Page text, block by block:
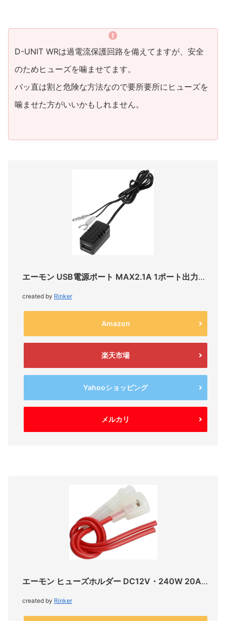
D-UNIT WRは過電流保護回路を備えてますが、安全
のためヒューズを噛ませてます。
バッ直は割と危険な方法なので要所要所にヒューズを
噛ませた方がいいかもしれません。
エーモン USB電源ポート MAX2.1A 1ポート出力用 2880
created by Rinker
Amazon
楽天市場
Yahooショッピング
メルカリ
エーモン ヒューズホルダー DC12V・240W 20A 3365
created by Rinker